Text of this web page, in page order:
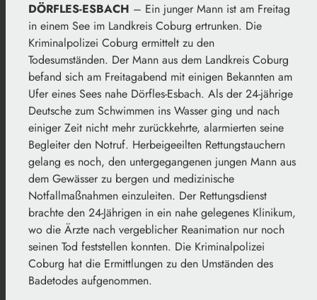
DÖRFLES-ESBACH – Ein junger Mann ist am Freitag
in einem See im Landkreis Coburg ertrunken. Die
Kriminalpolizei Coburg ermittelt zu den
Todesumständen. Der Mann aus dem Landkreis Coburg
befand sich am Freitagabend mit einigen Bekannten am
Ufer eines Sees nahe Dörfles-Esbach. Als der 24-jährige
Deutsche zum Schwimmen ins Wasser ging und nach
einiger Zeit nicht mehr zurückkehrte, alarmierten seine
Begleiter den Notruf. Herbeigeeilten Rettungstauchern
gelang es noch, den untergegangenen jungen Mann aus
dem Gewässer zu bergen und medizinische
Notfallmaßnahmen einzuleiten. Der Rettungsdienst
brachte den 24-Jährigen in ein nahe gelegenes Klinikum,
wo die Ärzte nach vergeblicher Reanimation nur noch
seinen Tod feststellen konnten. Die Kriminalpolizei
Coburg hat die Ermittlungen zu den Umständen des
Badetodes aufgenommen.